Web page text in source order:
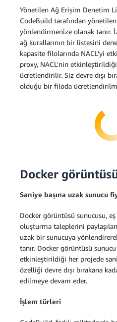
Yönetilen Ağ Erişim Denetim
CodeBuild tarafından yönetilen
yönlendirmenize olanak tanır.
ağ kurallarının bir listesini
kapasite filolarında NACL'yi
proxy, NACL'nin
ücretlendirilir. Siz devre dışı
olduğu bir filoda
Docker
Saniye başına uzak sunucu
Docker görüntüsü sunucusu,
oluşturma taleplerini
uzak bir sunucuya
tanır. Docker görüntüsü
etkinleştirildiği her projede
özelliği devre dışı bırakana
edilmeye devam eder.
İşlem türleri